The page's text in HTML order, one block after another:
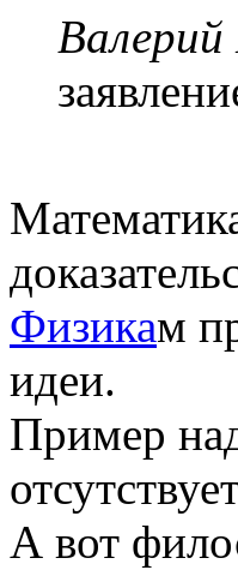
Валерий
Физикам
идеи.
Пример
А вот